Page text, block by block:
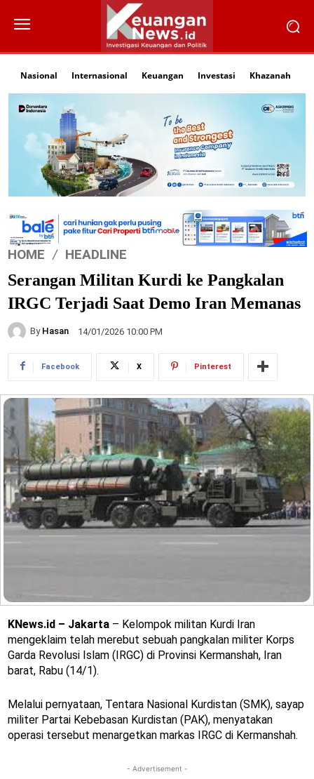
Nasional Internasional Keuangan Investasi Khazanah
HOME HEADLINE
Serangan Militan Kurdi ke Pangkalan
IRGC Terjadi Saat Demo Iran Memanas
By Hasan 14/01/2026 10:00 PM
Facebook X Pinterest
KNews.id – Jakarta – Kelompok militan Kurdi Iran
mengeklaim telah merebut sebuah pangkalan militer Korps
Garda Revolusi Islam (IRGC) di Provinsi Kermanshah, Iran
barat, Rabu (14/1).
Melalui pernyataan, Tentara Nasional Kurdistan (SMK), sayap
militer Partai Kebebasan Kurdistan (PAK), menyatakan
operasi tersebut menargetkan markas IRGC di Kermanshah.
- Advertisement -